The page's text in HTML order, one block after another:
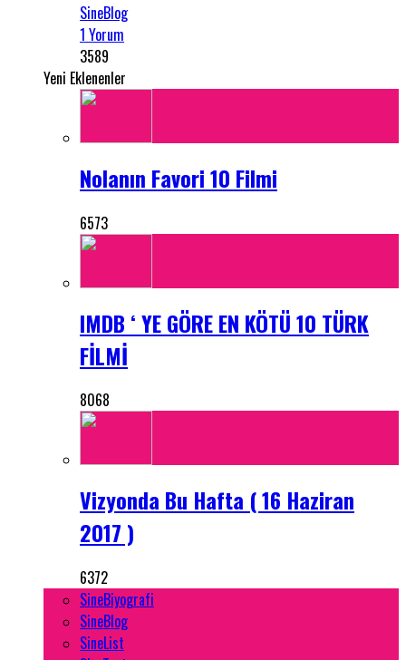
SineBlog
1 Yorum
3589
Yeni Eklenenler
Nolanın Favori 10 Filmi
6573
IMDB ‘ YE GÖRE EN KÖTÜ 10 TÜRK
FİLMİ
8068
Vizyonda Bu Hafta ( 16 Haziran
2017 )
6372
SineBiyografi
SineBlog
SineList